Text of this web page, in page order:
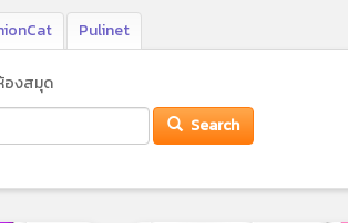
Pulinet
องสมุด
Search